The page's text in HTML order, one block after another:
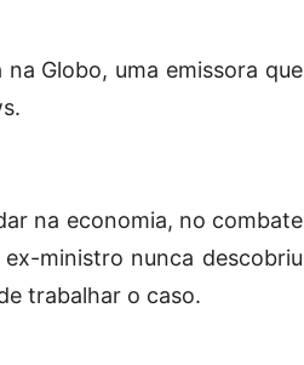
Globo, uma emissora que
na economia, no combate
ministro nunca descobriu
trabalhar o caso.